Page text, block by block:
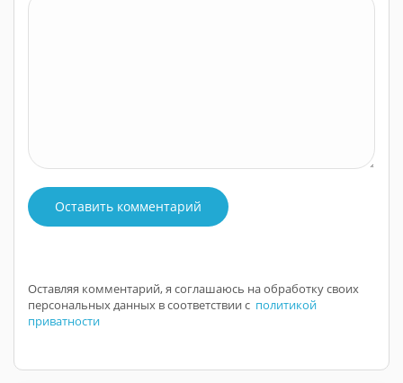
Оставить комментарий
Оставляя комментарий, я соглашаюсь на обработку своих
персональных данных в соответствии с политикой
приватности